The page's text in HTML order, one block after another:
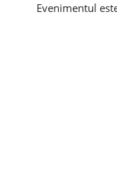
Evenimentul